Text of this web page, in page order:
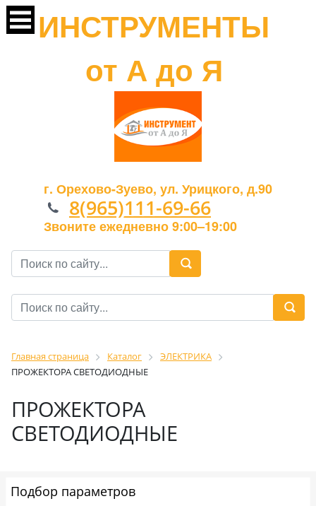
ИНСТРУМЕНТЫ
от А до Я
г. Орехово-Зуево, ул. Урицкого, д.90
8(965)111-69-66
Звоните ежедневно 9:00–19:00
Главная страница Каталог
ЭЛЕКТРИКА
ПРОЖЕКТОРА СВЕТОДИОДНЫЕ
ПРОЖЕКТОРА
СВЕТОДИОДНЫЕ
Подбор параметров